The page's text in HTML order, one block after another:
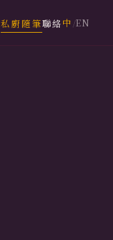
私廚隨筆聯絡中 /EN